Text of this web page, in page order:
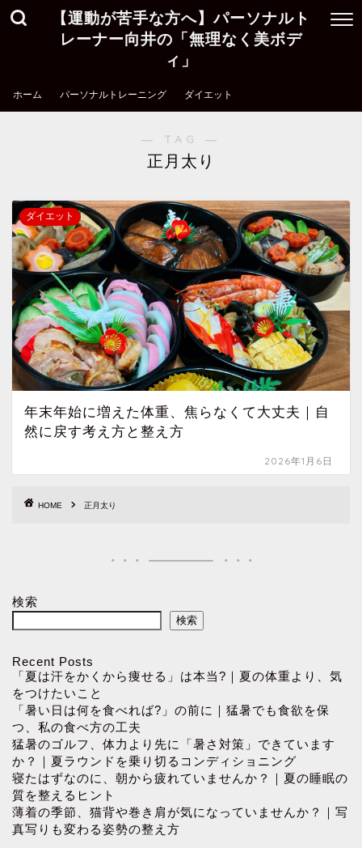
【運動が苦手な方へ】パーソナルト
レーナー向井の「無理なく美ボデ
ィ」
ホーム パーソナルトレーニング ダイエット
― TAG ―
正月太り
ダイエット
年末年始に増えた体重、焦らなくて大丈夫｜自
然に戻す考え方と整え方
2026年1月6日
HOME 正月太り
検索
検索
Recent Posts
「夏は汗をかくから痩せる」は本当?｜夏の体重より、気
をつけたいこと
「暑い日は何を食べれば?」の前に｜猛暑でも食欲を保
つ、私の食べ方の工夫
猛暑のゴルフ、体力より先に「暑さ対策」できています
か？｜夏ラウンドを乗り切るコンディショニング
寝たはずなのに、朝から疲れていませんか？｜夏の睡眠の
質を整えるヒント
薄着の季節、猫背や巻き肩が気になっていませんか？｜写
真写りも変わる姿勢の整え方